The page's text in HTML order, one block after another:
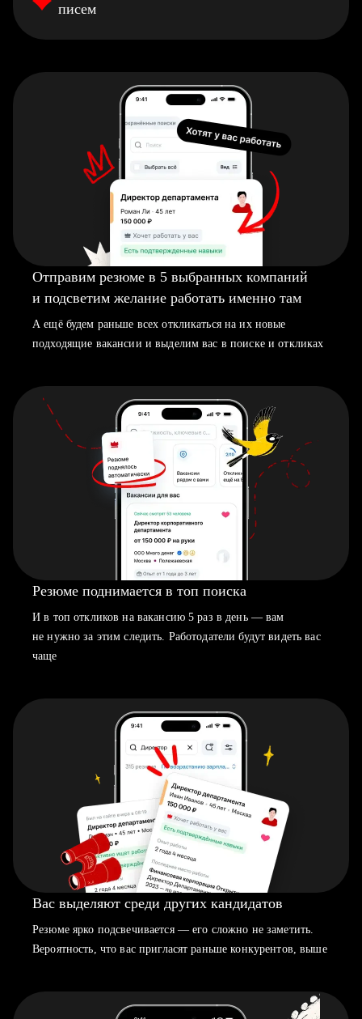
писем
Отправим резюме в 5 выбранных компаний
и подсветим желание работать именно там
А ещё будем раньше всех откликаться на их новые
подходящие вакансии и выделим вас в поиске и откликах
Резюме поднимается в топ поиска
И в топ откликов на вакансию 5 раз в день — вам
не нужно за этим следить. Работодатели будут видеть вас
чаще
Вас выделяют среди других кандидатов
Резюме ярко подсвечивается — его сложно не заметить.
Вероятность, что вас пригласят раньше конкурентов, выше